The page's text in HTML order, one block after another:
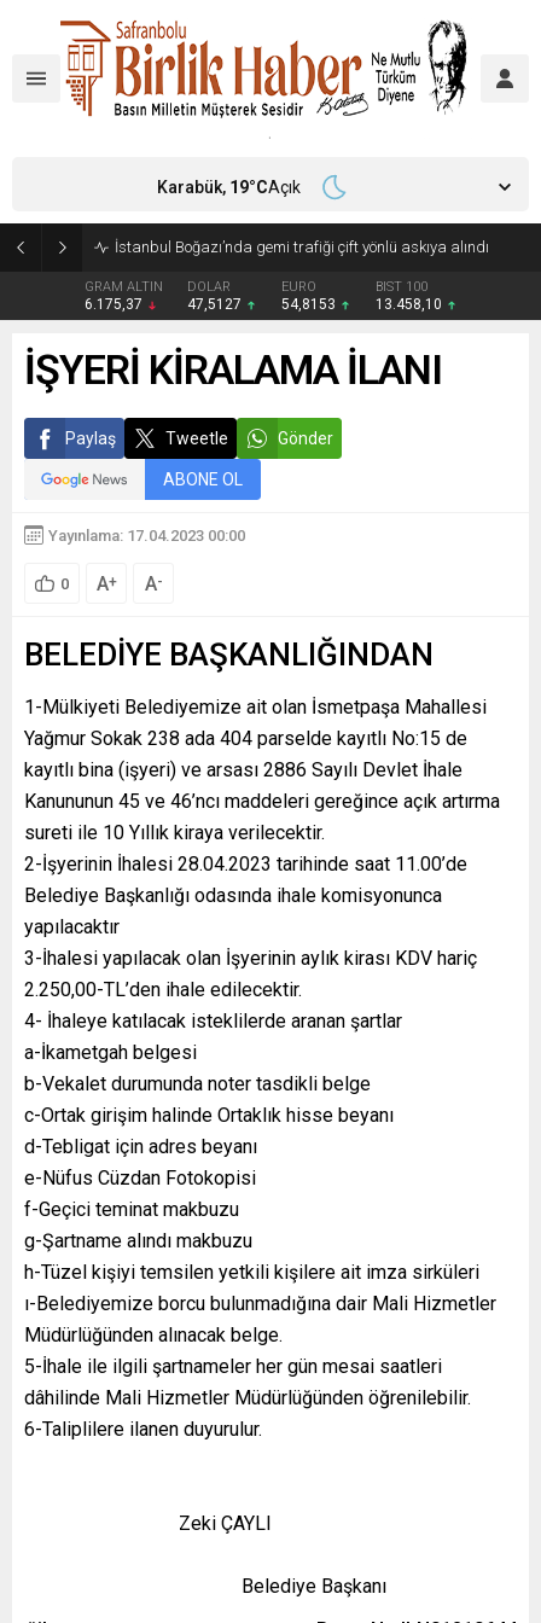
İstanbul Boğazı’nda gemi trafiği çift yönlü askıya alındı
GRAM ALTIN
6.175,37
DOLAR
47,5127
EURO
54,8153
BIST 100
13.458,10
Karabük, 19°CAçık
İŞYERİ KİRALAMA İLANI
Paylaş Tweetle Gönder
ABONE OL
Yayınlama: 17.04.2023 00:00
0 A+ A-
BELEDİYE BAŞKANLIĞINDAN
1-Mülkiyeti Belediyemize ait olan İsmetpaşa Mahallesi
Yağmur Sokak 238 ada 404 parselde kayıtlı No:15 de
kayıtlı bina (işyeri) ve arsası 2886 Sayılı Devlet İhale
Kanununun 45 ve 46’ncı maddeleri gereğince açık artırma
sureti ile 10 Yıllık kiraya verilecektir.
2-İşyerinin İhalesi 28.04.2023 tarihinde saat 11.00’de
Belediye Başkanlığı odasında ihale komisyonunca
yapılacaktır
3-İhalesi yapılacak olan İşyerinin aylık kirası KDV hariç
2.250,00-TL’den ihale edilecektir.
4- İhaleye katılacak isteklilerde aranan şartlar
a-İkametgah belgesi
b-Vekalet durumunda noter tasdikli belge
c-Ortak girişim halinde Ortaklık hisse beyanı
d-Tebligat için adres beyanı
e-Nüfus Cüzdan Fotokopisi
f-Geçici teminat makbuzu
g-Şartname alındı makbuzu
h-Tüzel kişiyi temsilen yetkili kişilere ait imza sirküleri
ı-Belediyemize borcu bulunmadığına dair Mali Hizmetler
Müdürlüğünden alınacak belge.
5-İhale ile ilgili şartnameler her gün mesai saatleri
dâhilinde Mali Hizmetler Müdürlüğünden öğrenilebilir.
6-Taliplilere ilanen duyurulur.
Zeki ÇAYLI
Belediye Başkanı